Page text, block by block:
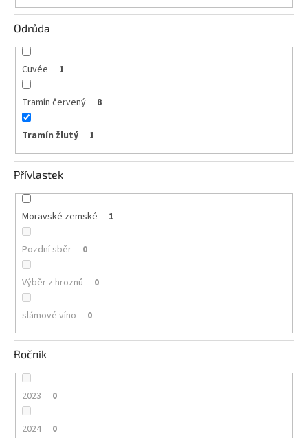
Ostatní
vína
Značky
Přihlášení
Odrůda
Cuvée 1
Tramín červený 8
Tramín žlutý 1
Přívlastek
Moravské zemské 1
Pozdní sběr 0
Výběr z hroznů 0
slámové víno 0
Ročník
2023 0
2024 0